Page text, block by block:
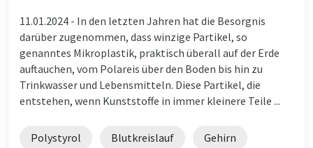
11.01.2024 - In den letzten Jahren hat die Besorgnis
darüber zugenommen, dass winzige Partikel, so
genanntes Mikroplastik, praktisch überall auf der Erde
auftauchen, vom Polareis über den Boden bis hin zu
Trinkwasser und Lebensmitteln. Diese Partikel, die
entstehen, wenn Kunststoffe in immer kleinere Teile ...
Polystyrol Blutkreislauf Gehirn